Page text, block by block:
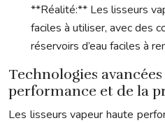
**Réalité:** Les lisseurs
faciles à utiliser, avec des
réservoirs d’eau faciles à
Technologies
performance et de la
Les lisseurs vapeur haute